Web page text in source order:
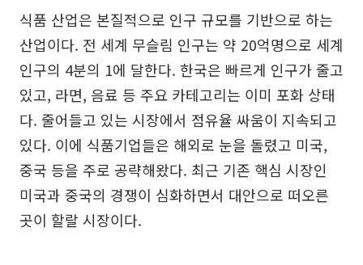
식품 산업은 본질적으로 인구 규모를 기반으로 하는
산업이다. 전 세계 무슬림 인구는 약 20억명으로 세계
인구의 4분의 1에 달한다. 한국은 빠르게 인구가 줄고
있고, 라면, 음료 등 주요 카테고리는 이미 포화 상태
다. 줄어들고 있는 시장에서 점유율 싸움이 지속되고
있다. 이에 식품기업들은 해외로 눈을 돌렸고 미국,
중국 등을 주로 공략해왔다. 최근 기존 핵심 시장인
미국과 중국의 경쟁이 심화하면서 대안으로 떠오른
곳이 할랄 시장이다.